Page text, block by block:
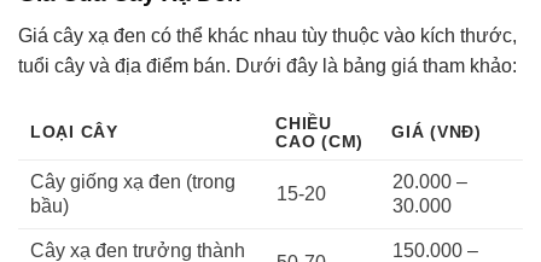
Giá cây xạ đen có thể khác nhau tùy thuộc vào kích thước,
tuổi cây và địa điểm bán. Dưới đây là bảng giá tham khảo:
LOẠI CÂY
CHIỀU
CAO (CM)
GIÁ (VNĐ)
Cây giống xạ đen (trong
bầu)
15-20
20.000 –
30.000
Cây xạ đen trưởng thành
150.000 –